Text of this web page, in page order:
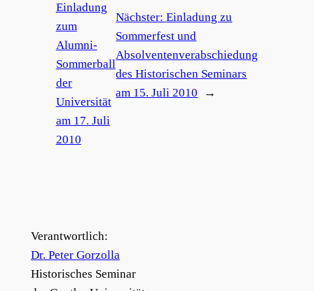
Einladung
zum
Alumni-
Sommerball
der
Universität
am 17. Juli
2010
Nächster:Einladung zu
Sommerfest und
Absolventenverabschiedung
des Historischen Seminars
am 15. Juli 2010
→
Verantwortlich:
Dr. Peter Gorzolla
Historisches Seminar